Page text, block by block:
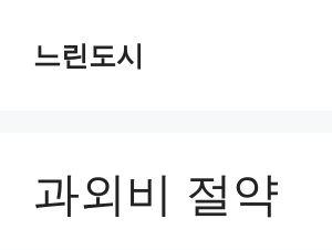
느린도시
과외비 절약